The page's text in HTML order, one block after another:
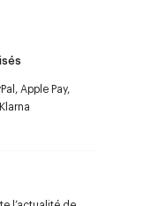
Apple Pay,